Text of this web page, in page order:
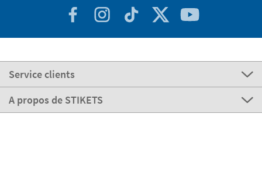
Service clients
A propos de STIKETS